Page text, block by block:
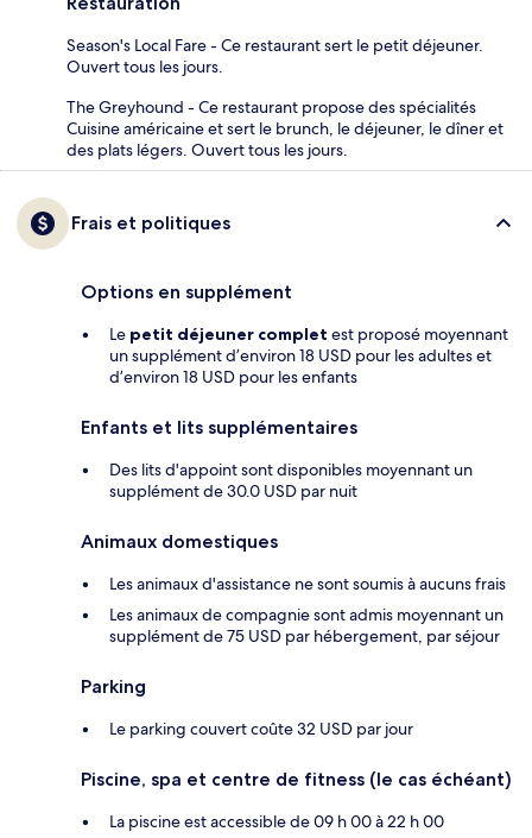
Season's Local Fare - Ce restaurant sert le petit déjeuner.
Ouvert tous les jours.
The Greyhound - Ce restaurant propose des spécialités
Cuisine américaine et sert le brunch, le déjeuner, le dîner et
des plats légers. Ouvert tous les jours.
Frais et politiques
Options en supplément
Le petit déjeuner complet est proposé moyennant
un supplément d’environ 18 USD pour les adultes et
d’environ 18 USD pour les enfants
Enfants et lits supplémentaires
Des lits d'appoint sont disponibles moyennant un
supplément de 30.0 USD par nuit
Animaux domestiques
Les animaux d'assistance ne sont soumis à aucuns frais
Les animaux de compagnie sont admis moyennant un
supplément de 75 USD par hébergement, par séjour
Parking
Le parking couvert coûte 32 USD par jour
Piscine, spa et centre de fitness (le cas échéant)
La piscine est accessible de 09 h 00 à 22 h 00